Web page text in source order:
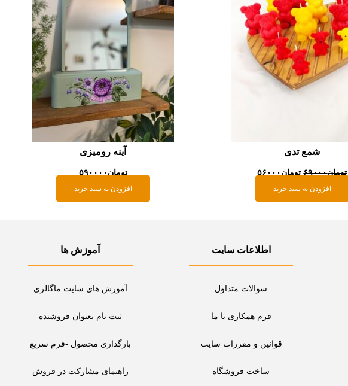
شمع تدی
تومان۶۹۰۰۰ تومان۵۶۰۰۰
افزودن به سبد خرید
آینه رومیزی
تومان۵۹۰۰۰۰
افزودن به سبد خرید
اطلاعات سایت
سوالات متداول
فرم همکاری با ما
قوانین و مقررات سایت
ساخت فروشگاه
آموزش ها
آموزش های سایت ماگالری
ثبت نام بعنوان فروشنده
بارگذاری محصول -فرم سریع
راهنمای مشارکت در فروش